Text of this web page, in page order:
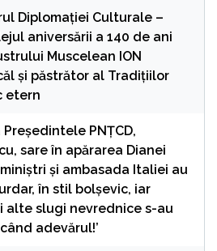
Diplomației Culturale –
aniversării a 140 de ani
Muscelean ION
și păstrător al Tradițiilor
etern
Președintele PNȚCD,
sare în apărarea Dianei
miniștri și ambasada Italiei au
în stil bolșevic, iar
alte slugi nevrednice s-au
adevărul!’